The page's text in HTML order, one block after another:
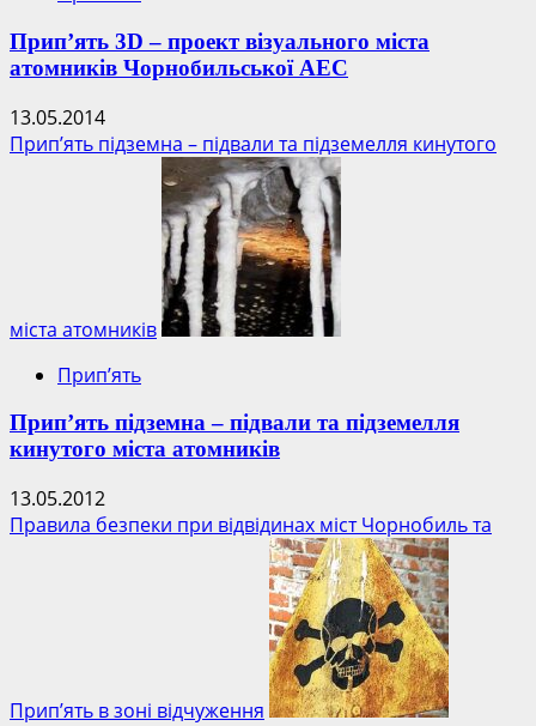
Прип’ять 3D – проект візуального міста
атомників Чорнобильської АЕС
13.05.2014
Прип’ять підземна – підвали та підземелля кинутого
міста атомників
Прип’ять
Прип’ять підземна – підвали та підземелля
кинутого міста атомників
13.05.2012
Правила безпеки при відвідинах міст Чорнобиль та
Прип’ять в зоні відчуження